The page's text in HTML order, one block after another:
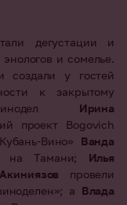
дегустации и
и сомелье.
у гостей
к закрытому
Ирина
проект Bogovich
Вино» Ванда
на Тамани; Илья
провели
а Влада